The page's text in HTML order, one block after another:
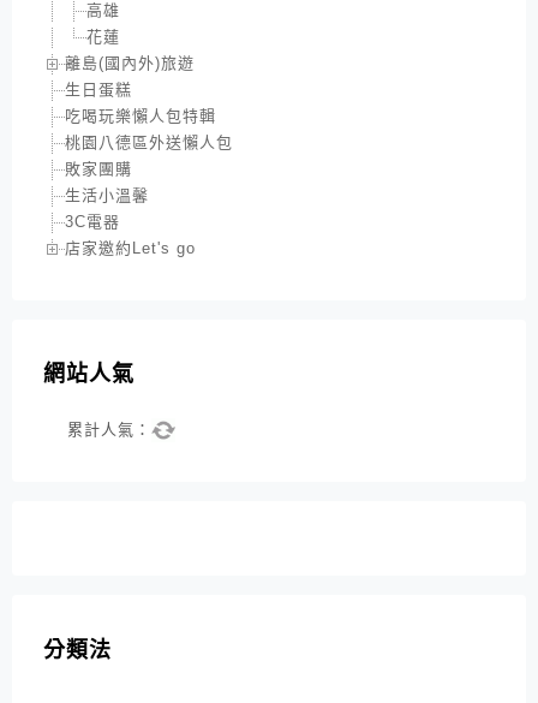
高雄
花蓮
離島(國內外)旅遊
生日蛋糕
吃喝玩樂懶人包特輯
桃園八德區外送懶人包
敗家團購
生活小溫馨
3C電器
店家邀約Let's go
網站人氣
累計人氣：
分類法